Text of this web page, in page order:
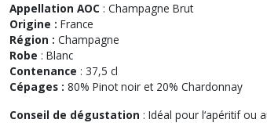
Appellation AOC : Champagne Brut
Origine : France
Région : Champagne
Robe : Blanc
Contenance : 37,5 cl
Cépages : 80% Pinot noir et 20% Chardonnay
Conseil de dégustation : Idéal pour l‘apéritif ou